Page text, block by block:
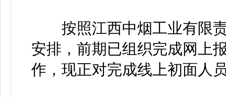
按照江西中烟工业有限责
安排，前期已组织完成网上
作，现正对完成线上初面人